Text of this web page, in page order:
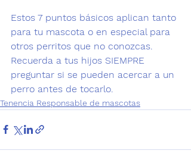
Estos 7 puntos básicos aplican tanto
para tu mascota o en especial para
otros perritos que no conozcas.
Recuerda a tus hijos SIEMPRE
preguntar si se pueden acercar a un
perro antes de tocarlo.
Tenencia Responsable de mascotas